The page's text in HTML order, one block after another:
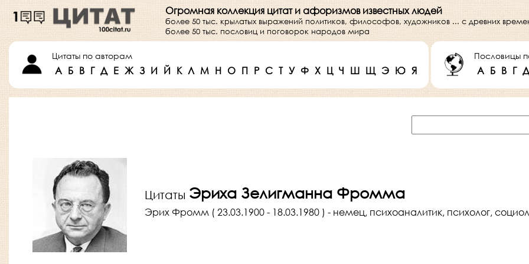
Огромная коллекция цитат и афоризмов известных людей
более 50 тыс. крылатых выражений политиков, философов, художников ... с древних
более 50 тыс. пословиц и поговорок народов мира
Цитаты по авторам
А Б В Г Д Е Ж З И Й К Л М Н О П Р С Т У Ф Х Ц Ч Ш Щ Э Ю Я
Пословицы
А Б В Г Д
Цитаты Эриха Зелигманна Фромма
Эрих Фромм ( 23.03.1900 - 18.03.1980 ) - немец, психоаналитик, психолог,